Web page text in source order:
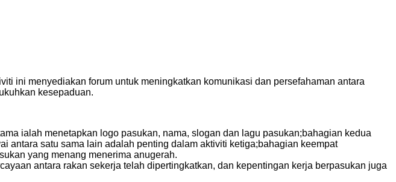
ini menyediakan forum untuk meningkatkan komunikasi dan persefahaman antara
kesepaduan.
ialah menetapkan logo pasukan, nama, slogan dan lagu pasukan;bahagian kedua
antara satu sama lain adalah penting dalam aktiviti ketiga;bahagian keempat
yang menang menerima anugerah.
antara rakan sekerja telah dipertingkatkan, dan kepentingan kerja berpasukan juga